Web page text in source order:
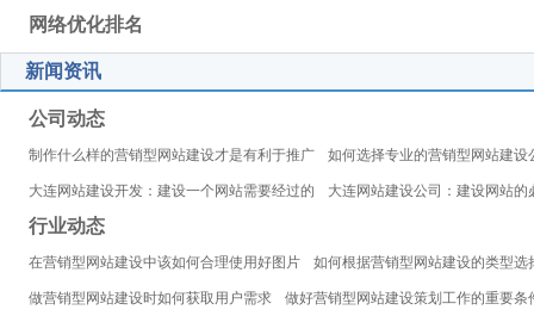
网络优化排名
新闻资讯
公司动态
制作什么样的营销型网站建设才是有利于推广 如何选择专业的营销型网站建设
大连网站建设开发：建设一个网站需要经过的 大连网站建设公司：建设网站的
行业动态
在营销型网站建设中该如何合理使用好图片 如何根据营销型网站建设的类型选
做营销型网站建设时如何获取用户需求 做好营销型网站建设策划工作的重要条